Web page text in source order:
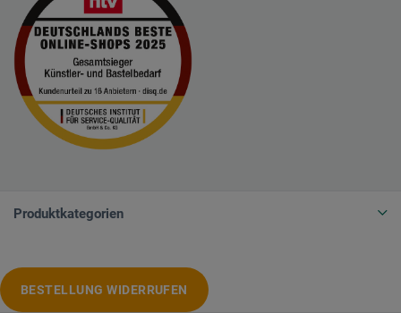
Produktkategorien
BESTELLUNG WIDERRUFEN